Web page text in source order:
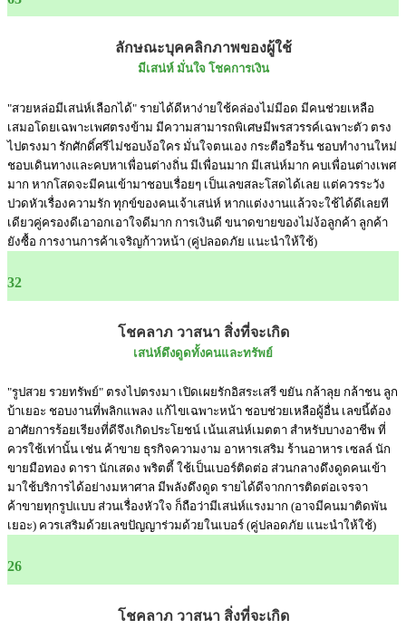
ลักษณะบุคคลิกภาพของผู้ใช้
มีเสน่ห์ มั่นใจ โชคการเงิน
"สวยหล่อมีเสน่ห์เลือกได้" รายได้ดีหาง่ายใช้คล่องไม่มีอด มีคนช่วยเหลือ
เสมอโดยเฉพาะเพศตรงข้าม มีความสามารถพิเศษมีพรสวรรค์เฉพาะตัว ตรง
ไปตรงมา รักศักดิ์ศรีไม่ชอบง้อใคร มั่นใจตนเอง กระตือรือร้น ชอบทำงานใหม่
ชอบเดินทางและคบหาเพื่อนต่างถิ่น มีเพื่อนมาก มีเสน่ห์มาก คบเพื่อนต่างเพศ
มาก หากโสดจะมีคนเข้ามาชอบเรื่อยๆ เป็นเลขสละโสดได้เลย แต่ควรระวัง
ปวดหัวเรื่องความรัก ทุกข์ของคนเจ้าเสน่ห์ หากแต่งงานแล้วจะใช้ได้ดีเลยที
เดียวคู่ครองดีเอาอกเอาใจดีมาก การเงินดี ขนาดขายของไม่ง้อลูกค้า ลูกค้า
ยังซื้อ การงานการค้าเจริญก้าวหน้า (คู่ปลอดภัย แนะนำให้ใช้)
32
โชคลาภ วาสนา สิ่งที่จะเกิด
เสน่ห์ดึงดูดทั้งคนและทรัพย์
"รูปสวย รวยทรัพย์" ตรงไปตรงมา เปิดเผยรักอิสระเสรี ขยัน กล้าลุย กล้าชน ลูก
บ้าเยอะ ชอบงานที่พลิกแพลง แก้ไขเฉพาะหน้า ชอบช่วยเหลือผู้อื่น เลขนี้ต้อง
อาศัยการร้อยเรียงที่ดีจึงเกิดประโยชน์ เน้นเสน่ห์เมตตา สำหรับบางอาชีพ ที่
ควรใช้เท่านั้น เช่น ค้าขาย ธุรกิจความงาม อาหารเสริม ร้านอาหาร เซลล์ นัก
ขายมือทอง ดารา นักเสดง พริตตี้ ใช้เป็นเบอร์ติดต่อ ส่วนกลางดึงดูดคนเข้า
มาใช้บริการได้อย่างมหาศาล มีพลังดึงดูด รายได้ดีจากการติดต่อเจรจา
ค้าขายทุกรูปแบบ ส่วนเรื่องหัวใจ ก็ถือว่ามีเสน่ห์แรงมาก (อาจมีคนมาติดพัน
เยอะ) ควรเสริมด้วยเลขปัญญาร่วมด้วยในเบอร์ (คู่ปลอดภัย แนะนำให้ใช้)
26
โชคลาภ วาสนา สิ่งที่จะเกิด